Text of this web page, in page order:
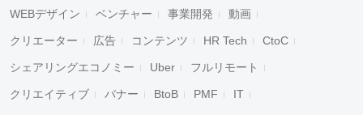
WEBデザイン ベンチャー 事業開発 動画
クリエーター 広告 コンテンツ HR Tech CtoC
シェアリングエコノミー Uber フルリモート
クリエイティブ バナー BtoB PMF IT